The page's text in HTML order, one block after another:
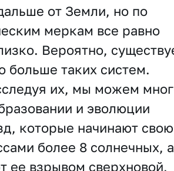
от Земли, но по
меркам все равно
Вероятно,
больше таких систем.
их, мы можем
и эволюции
которые начинают свою
более 8 солнечных, а
ее взрывом сверхновой,